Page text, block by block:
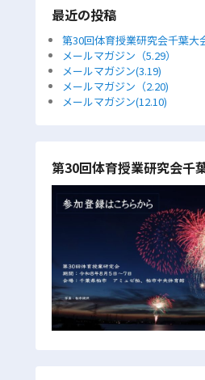
最近の投稿
第30回体育授業研究会千葉大
メールマガジン（5.29）
メールマガジン(3.19)
メールマガジン（2.20)
メールマガジン(12.10)
第30回体育授業研究会千